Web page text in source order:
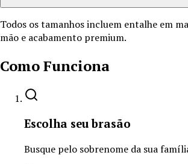
Todos os tamanhos incluem entalhe em
mão e acabamento premium.
Como Funciona
Escolha seu brasão
Busque pelo sobrenome da sua